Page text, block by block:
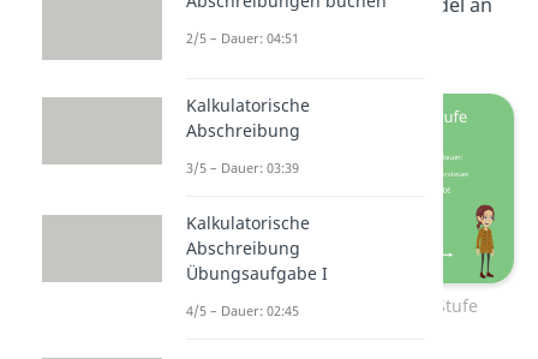
das Finanzamt abführen.
Vorsteuer Umsatzsteuer: 3. Stufe
2/5 – Dauer: 04:51
Kalkulatorische
Abschreibung
3/5 – Dauer: 03:39
Kalkulatorische
Abschreibung
Übungsaufgabe I
4/5 – Dauer: 02:45